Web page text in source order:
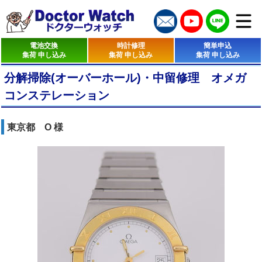
電池交換
集荷 申し込み
時計修理
集荷 申し込み
簡単申込
集荷 申し込み
分解掃除(オーバーホール)・中留修理 オメガ
コンステレーション
東京都 O 様